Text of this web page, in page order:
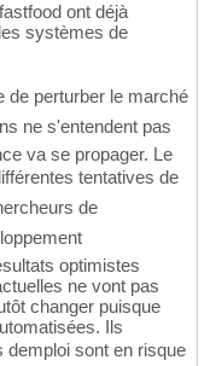
ont déjà
systèmes de
de perturber le marché
ne s'entendent pas
va se propager. Le
tentatives de
de
optimistes
ne vont pas
changer puisque
Ils
sont en risque